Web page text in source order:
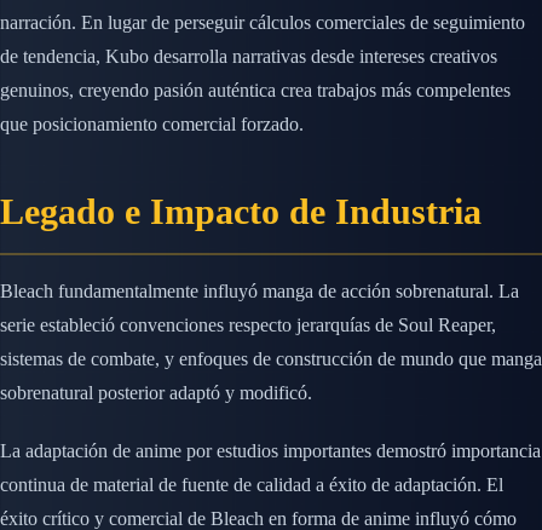
narración. En lugar de perseguir cálculos comerciales de seguimiento
de tendencia, Kubo desarrolla narrativas desde intereses creativos
genuinos, creyendo pasión auténtica crea trabajos más compelentes
que posicionamiento comercial forzado.
Legado e Impacto de Industria
Bleach fundamentalmente influyó manga de acción sobrenatural. La
serie estableció convenciones respecto jerarquías de Soul Reaper,
sistemas de combate, y enfoques de construcción de mundo que manga
sobrenatural posterior adaptó y modificó.
La adaptación de anime por estudios importantes demostró importancia
continua de material de fuente de calidad a éxito de adaptación. El
éxito crítico y comercial de Bleach en forma de anime influyó cómo